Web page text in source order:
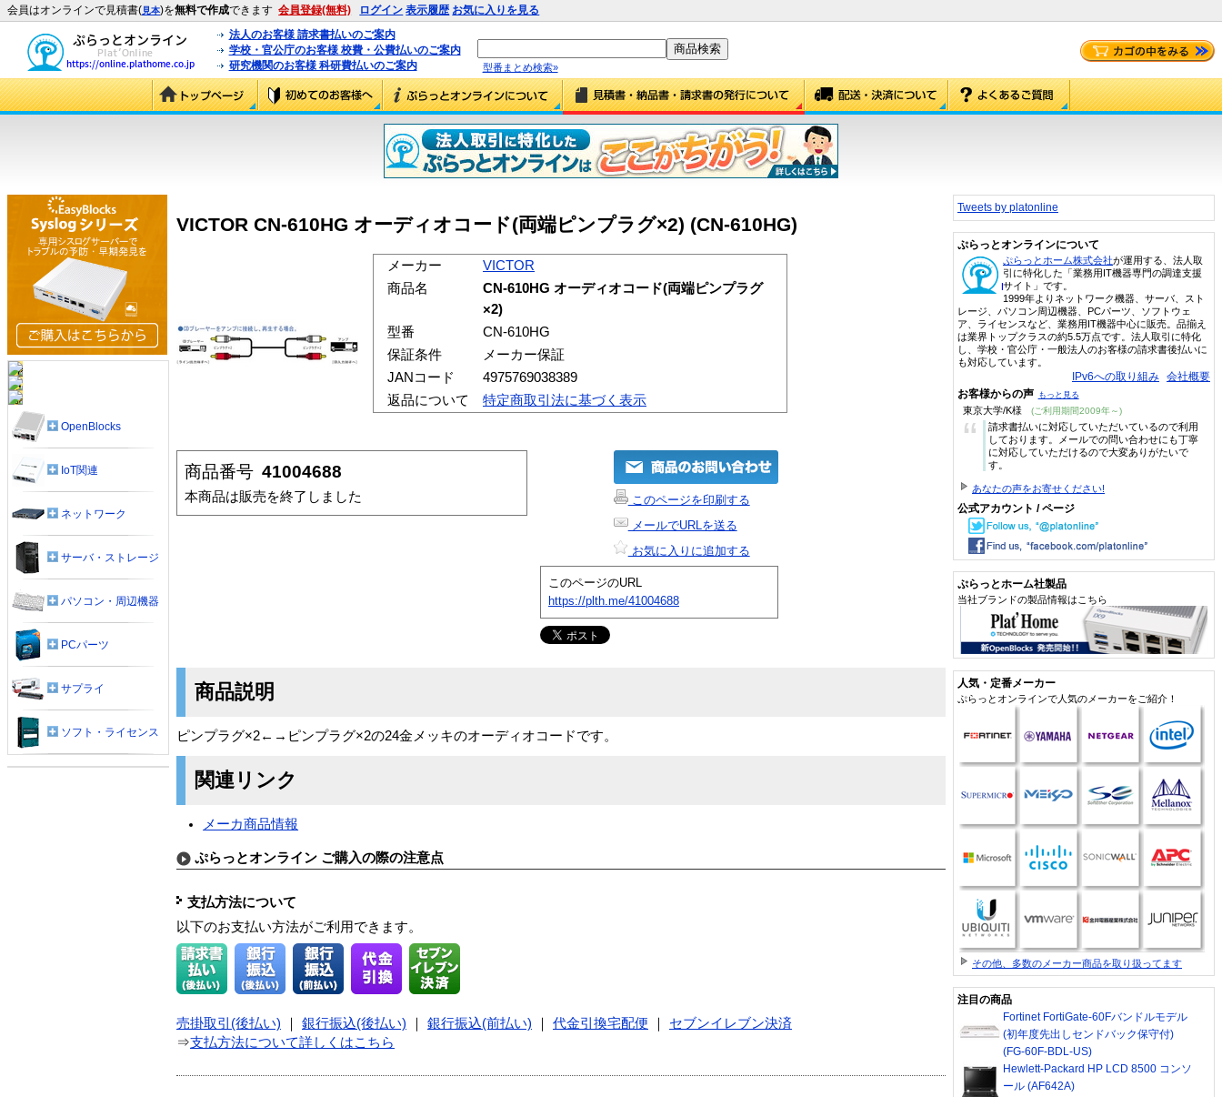
会員はオンラインで見積書(見本)を無料で作成できます 会員登録(無料) ログイン 表示履歴 お気に入りを見る
法人のお客様 請求書払いのご案内
学校・官公庁のお客様 校費・公費払いのご案内
研究機関のお客様 科研費払いのご案内
型番まとめ検索»
VICTOR CN-610HG オーディオコード(両端ピンプラグ×2) (CN-610HG)
メーカー
VICTOR
商品名
CN-610HG オーディオコード(両端ピンプラグ
×2)
型番
CN-610HG
保証条件
メーカー保証
JANコード
4975769038389
返品について
特定商取引法に基づく表示
商品番号 41004688
本商品は販売を終了しました
このページを印刷する
メールでURLを送る
お気に入りに追加する
このページのURL
https://plth.me/41004688
商品説明
ピンプラグ×2←→ピンプラグ×2の24金メッキのオーディオコードです。
関連リンク
メーカ商品情報
ぷらっとオンライン ご購入の際の注意点
支払方法について
以下のお支払い方法がご利用できます。
売掛取引(後払い) 銀行振込(後払い) 銀行振込(前払い) 代金引換宅配便
セブンイレブン決済
⇒支払方法について詳しくはこちら
OpenBlocks
IoT関連
ネットワーク
サーバ・ストレージ
パソコン・周辺機器
PCパーツ
サプライ
ソフト・ライセンス
Tweets by platonline
ぷらっとオンラインについて
ぷらっとホーム株式会社が運用する、法人取
引に特化した「業務用IT機器専門の調達支援
サイト」です。
1999年よりネットワーク機器、サーバ、スト
レージ、パソコン周辺機器、PCパーツ、ソフトウェ
ア、ライセンスなど、業務用IT機器中心に販売。品揃え
は業界トップクラスの約5.5万点です。法人取引に特化
し、学校・官公庁・一般法人のお客様の請求書後払いに
も対応しています。
IPv6への取り組み 会社概要
お客様からの声 もっと見る
東京大学/K様 (ご利用期間2009年～)
“
請求書払いに対応していただいているので利用
しております。メールでの問い合わせにも丁寧
に対応していただけるので大変ありがたいで
す。
あなたの声をお寄せください!
公式アカウント / ページ
ぷらっとホーム社製品
当社ブランドの製品情報はこちら
人気・定番メーカー
ぷらっとオンラインで人気のメーカーをご紹介！
その他、多数のメーカー商品を取り扱ってます
注目の商品
Fortinet FortiGate-60Fバンドルモデル
(初年度先出しセンドバック保守付)
(FG-60F-BDL-US)
Hewlett-Packard HP LCD 8500 コンソ
ール (AF642A)